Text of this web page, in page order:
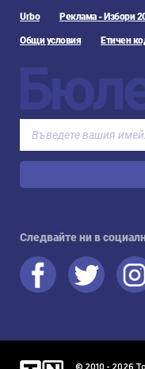
Urbo Реклама - Избори
Общи условия Етичен
Следвайте ни в
© 2010 - 2026